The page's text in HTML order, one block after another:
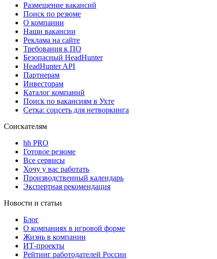
Размещение вакансий
Поиск по резюме
О компании
Наши вакансии
Реклама на сайте
Требования к ПО
Безопасный HeadHunter
HeadHunter API
Партнерам
Инвесторам
Каталог компаний
Поиск по вакансиям в Ухте
Сетка: соцсеть для нетворкинга
Соискателям
hh PRO
Готовое резюме
Все сервисы
Хочу у вас работать
Производственный календарь
Экспертная рекомендация
Новости и статьи
Блог
О компаниях в игровой форме
Жизнь в компании
ИТ-проекты
Рейтинг работодателей России